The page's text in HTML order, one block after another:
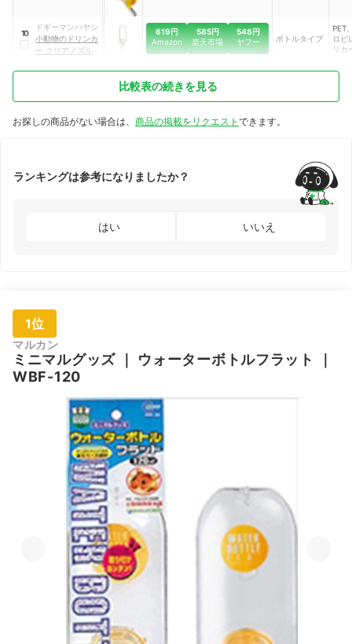
10
ドギーマンハヤシ
小動物のドリンカ
ー クリアノズル
619円
Amazon
585円
楽天市場
548円
ヤフー
ボトルタイプ
PET
ロピ
リカ
ス、
比較表の続きを見る
お探しの商品がない場合は、 商品の掲載をリクエスト できます。
ランキングは参考になりましたか？
はい いいえ
1位
マルカン
ミニマルグッズ ウォーターボトルフラット
WBF-120